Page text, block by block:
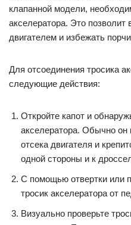
клапанной модели,
акселератора. Это позволит
двигателем и избежать
Для отсоединения тросика
следующие действия:
Откройте капот и
акселератора. Обычно он
отсека двигателя и
одной стороны и к
С помощью отвертки или
тросик акселератора от
Визуально проверьте